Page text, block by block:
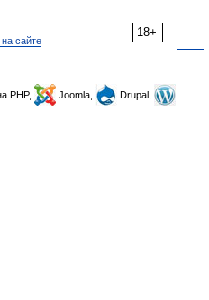
18+
сайте
PHP, Joomla,
Drupal,